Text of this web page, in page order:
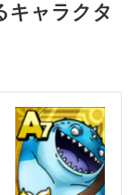
キャラクタ